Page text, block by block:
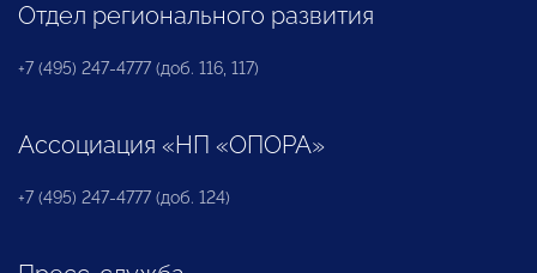
Отдел регионального развития
+7 (495) 247-4777 (доб. 116, 117)
Ассоциация «НП «ОПОРА»
+7 (495) 247-4777 (доб. 124)